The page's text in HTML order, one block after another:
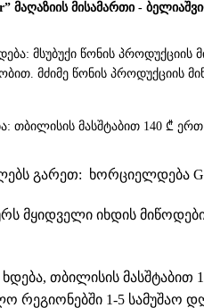
მაღაზიის მისამართი -
მსუბუქი წონის
მძიმე წონის პროდუქციის
თბილისის მასშტაბით 140 ₾
გარეთ: ხორციელდება
მყიდველი იხდის
თბილისის მასშტაბით
რეგიონებში 1-5 სამუშაო